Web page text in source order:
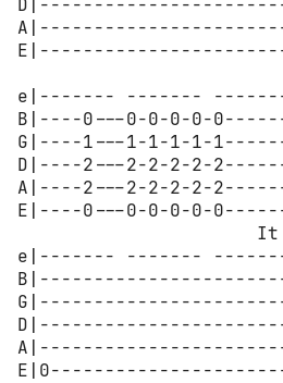
e|------- -------
B|----0---0-0-0-0-
G|----1---1-1-1-1-
D|----2---2-2-2-2-
A|----2---2-2-2-2-
E|----0---0-0-0-0-
e|------- -------